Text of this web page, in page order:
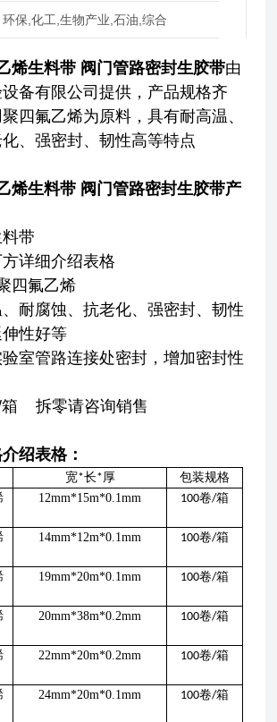
环保,化工,生物产业,石油,综合
烯生料带 阀门管路密封生胶带由
备有限公司提供，产品规格齐
四氟乙烯为原料，具有耐高温、
、强密封、韧性高等特点
烯生料带 阀门管路密封生胶带产
带
详细介绍表格
四氟乙烯
耐腐蚀、抗老化、强密封、韧性
性好等
室管路连接处密封，增加密封性
箱 拆零请咨询销售
绍表格：
宽*长*厚
包装规格
12mm*15m*0.1mm 100卷/箱
14mm*12m*0.1mm 100卷/箱
19mm*20m*0.1mm 100卷/箱
20mm*38m*0.2mm 100卷/箱
22mm*20m*0.2mm 100卷/箱
24mm*20m*0.1mm 100卷/箱